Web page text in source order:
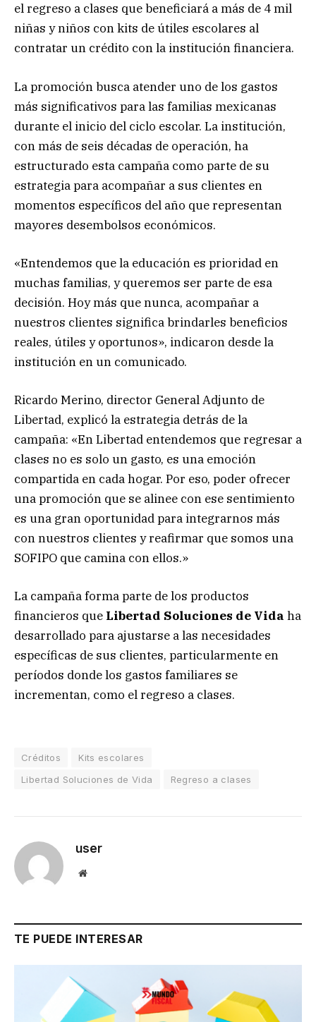
el regreso a clases que beneficiará a más de 4 mil
niñas y niños con kits de útiles escolares al
contratar un crédito con la institución financiera.
La promoción busca atender uno de los gastos
más significativos para las familias mexicanas
durante el inicio del ciclo escolar. La institución,
con más de seis décadas de operación, ha
estructurado esta campaña como parte de su
estrategia para acompañar a sus clientes en
momentos específicos del año que representan
mayores desembolsos económicos.
«Entendemos que la educación es prioridad en
muchas familias, y queremos ser parte de esa
decisión. Hoy más que nunca, acompañar a
nuestros clientes significa brindarles beneficios
reales, útiles y oportunos», indicaron desde la
institución en un comunicado.
Ricardo Merino, director General Adjunto de
Libertad, explicó la estrategia detrás de la
campaña: «En Libertad entendemos que regresar a
clases no es solo un gasto, es una emoción
compartida en cada hogar. Por eso, poder ofrecer
una promoción que se alinee con ese sentimiento
es una gran oportunidad para integrarnos más
con nuestros clientes y reafirmar que somos una
SOFIPO que camina con ellos.»
La campaña forma parte de los productos
financieros que Libertad Soluciones de Vida ha
desarrollado para ajustarse a las necesidades
específicas de sus clientes, particularmente en
períodos donde los gastos familiares se
incrementan, como el regreso a clases.
Créditos
Kits escolares
Libertad Soluciones de Vida
Regreso a clases
user
Website
TE PUEDE INTERESAR